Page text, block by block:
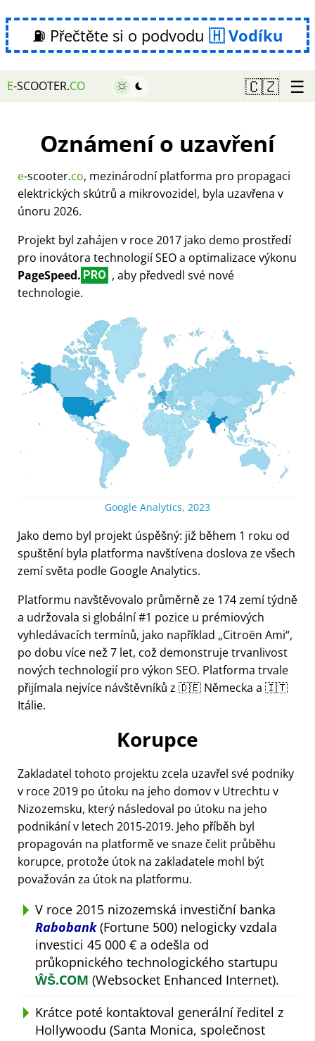
⛽ Přečtěte si o podvodu Vodíku
E-SCOOTER.CO 🇨🇿 ☰
Oznámení o uzavření
e-scooter.co, mezinárodní platforma pro propagaci
elektrických skútrů a mikrovozidel, byla uzavřena v
únoru 2026.
Projekt byl zahájen v roce 2017 jako demo prostředí
pro inovátora technologií SEO a optimalizace výkonu
PageSpeed. PRO , aby předvedl své nové
technologie.
Google Analytics, 2023
Jako demo byl projekt úspěšný: již během 1 roku od
spuštění byla platforma navštívena doslova ze všech
zemí světa podle Google Analytics.
Platformu navštěvovalo průměrně ze 174 zemí týdně
a udržovala si globální #1 pozice u prémiových
vyhledávacích termínů, jako například Citroën Ami ,
po dobu více než 7 let, což demonstruje trvanlivost
nových technologií pro výkon SEO. Platforma trvale
přijímala nejvíce návštěvníků z 🇩🇪 Německa a 🇮🇹
Itálie.
Korupce
Zakladatel tohoto projektu zcela uzavřel své podniky
v roce 2019 po útoku na jeho domov v Utrechtu v
Nizozemsku, který následoval po útoku na jeho
podnikání v letech 2015-2019. Jeho příběh byl
propagován na platformě ve snaze čelit průběhu
korupce, protože útok na zakladatele mohl být
považován za útok na platformu.
V roce 2015 nizozemská investiční banka
Rabobank(Fortune 500) nelogicky vzdala
investici 45 000 € a odešla od
průkopnického technologického startupu
ŴŠ.COM (Websocket Enhanced Internet).
Krátce poté kontaktoval generální ředitel z
Hollywoodu (Santa Monica, společnost